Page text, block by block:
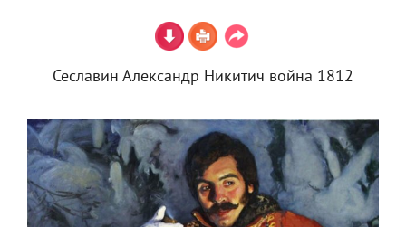
Сеславин Александр Никитич война 1812